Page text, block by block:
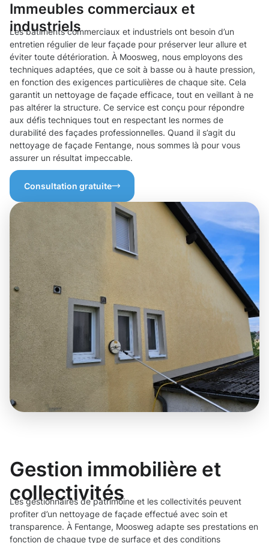
Immeubles commerciaux et
industriels
Les bâtiments commerciaux et industriels ont besoin d’un
entretien régulier de leur façade pour préserver leur allure et
éviter toute détérioration. À Moosweg, nous employons des
techniques adaptées, que ce soit à basse ou à haute pression,
en fonction des exigences particulières de chaque site. Cela
garantit un nettoyage de façade efficace, tout en veillant à ne
pas altérer la structure. Ce service est conçu pour répondre
aux défis techniques tout en respectant les normes de
durabilité des façades professionnelles. Quand il s’agit du
nettoyage de façade Fentange, nous sommes là pour vous
assurer un résultat impeccable.
Consultation gratuite
Gestion immobilière et
collectivités
Les gestionnaires de patrimoine et les collectivités peuvent
profiter d’un nettoyage de façade effectué avec soin et
transparence. À Fentange, Moosweg adapte ses prestations en
fonction de chaque type de surface et des conditions